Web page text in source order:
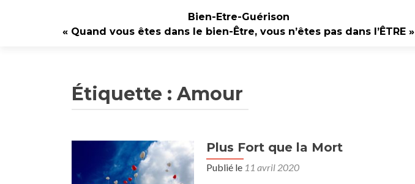
Bien-Etre-Guérison
« Quand vous êtes dans le bien-Être, vous n’êtes pas dans l’ÊTRE »
Étiquette : Amour
Plus Fort que la Mort
Publié le 11 avril 2020